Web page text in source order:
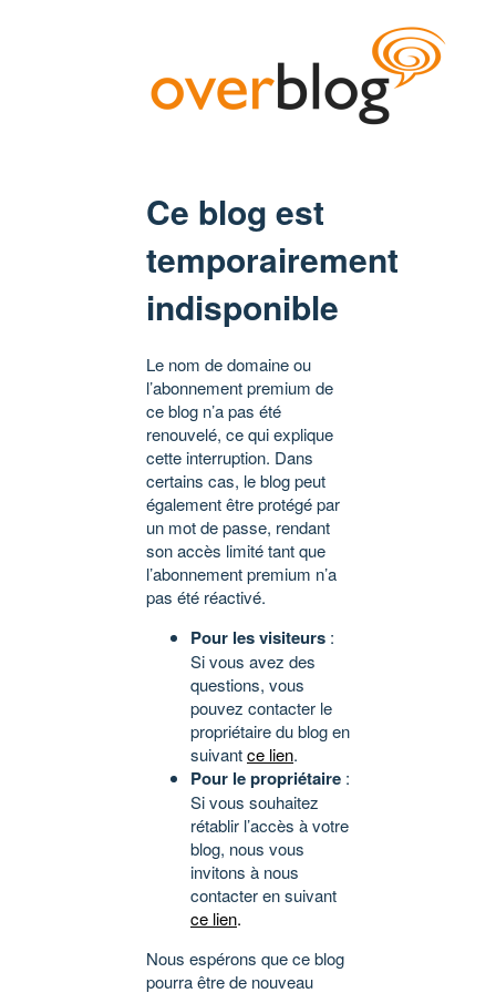
Ce blog est
temporairement
indisponible
Le nom de domaine ou
l’abonnement premium de
ce blog n’a pas été
renouvelé, ce qui explique
cette interruption. Dans
certains cas, le blog peut
également être protégé par
un mot de passe, rendant
son accès limité tant que
l’abonnement premium n’a
pas été réactivé.
Pour les visiteurs :
Si vous avez des
questions, vous
pouvez contacter le
propriétaire du blog en
suivantce lien.
Pour le propriétaire :
Si vous souhaitez
rétablir l’accès à votre
blog, nous vous
invitons à nous
contacter en suivant
ce lien.
Nous espérons que ce blog
pourra être de nouveau